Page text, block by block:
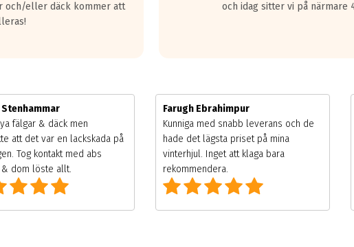
och/eller däck kommer att
och idag sitter vi på närmare
Stenhammar
fälgar & däck men
att det var en lackskada på
Tog kontakt med abs
dom löste allt.
Farugh Ebrahimpur
Kunniga med snabb leverans och de
hade det lägsta priset på mina
vinterhjul. Inget att klaga bara
rekommendera.